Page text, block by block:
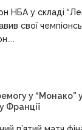
НБА у складі
свої
у “Монако” у
Франції